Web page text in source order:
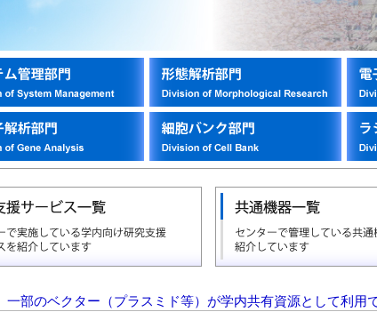
一部のベクター（プラスミド等）が学内共有資源として利用